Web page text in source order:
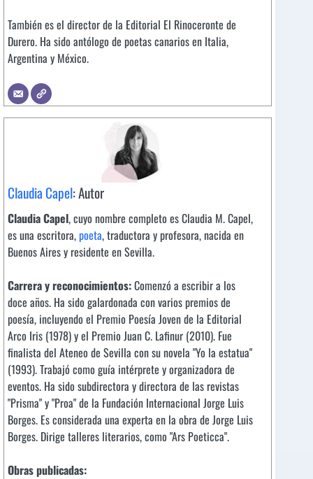
También es el director de la Editorial El Rinoceronte de
Durero. Ha sido antólogo de poetas canarios en Italia,
Argentina y México.
Claudia Capel: Autor
Claudia Capel, cuyo nombre completo es Claudia M. Capel,
es una escritora,poeta, traductora y profesora, nacida en
Buenos Aires y residente en Sevilla.
Carrera y reconocimientos:Comenzó a escribir a los
doce años. Ha sido galardonada con varios premios de
poesía, incluyendo el Premio Poesía Joven de la Editorial
Arco Iris (1978) y el Premio Juan C. Lafinur (2010). Fue
finalista del Ateneo de Sevilla con su novela "Yo la estatua"
(1993). Trabajó como guía intérprete y organizadora de
eventos. Ha sido subdirectora y directora de las revistas
"Prisma" y "Proa" de la Fundación Internacional Jorge Luis
Borges. Es considerada una experta en la obra de Jorge Luis
Borges. Dirige talleres literarios, como "Ars Poeticca".
Obras publicadas: